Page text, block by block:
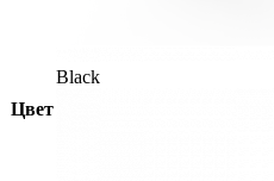
Цвет
Black